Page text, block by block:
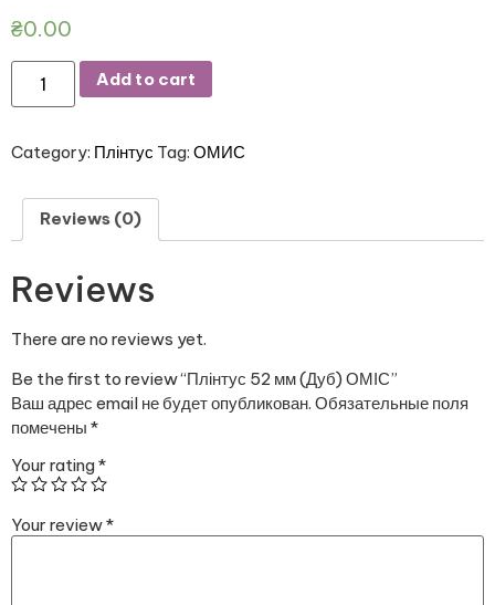
₴0.00
Add to cart
Category: Плінтус Tag: ОМИС
Reviews (0)
Reviews
There are no reviews yet.
Be the first to review “Плінтус 52 мм (Дуб) ОМІС”
Ваш адрес email не будет опубликован. Обязательные поля
помечены *
Your rating*
Your review*